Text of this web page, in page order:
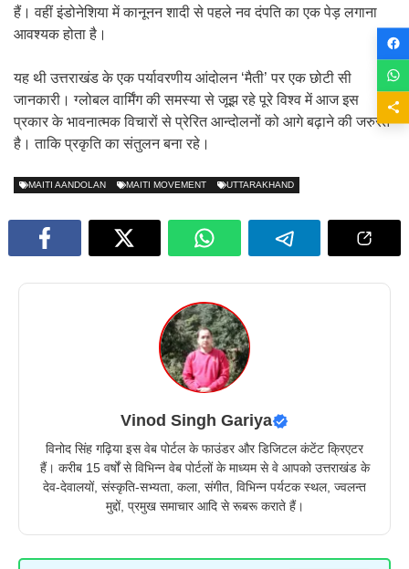
हैं। वहीं इंडोनेशिया में कानूनन शादी से पहले नव दंपति का एक पेड़ लगाना
आवश्यक होता है।
यह थी उत्तराखंड के एक पर्यावरणीय आंदोलन ‘मैती’ पर एक छोटी सी
जानकारी। ग्लोबल वार्मिंग की समस्या से जूझ रहे पूरे विश्व में आज इस
प्रकार के भावनात्मक विचारों से प्रेरित आन्दोलनों को आगे बढ़ाने की जरुरत
है। ताकि प्रकृति का संतुलन बना रहे।
MAITI AANDOLAN MAITI MOVEMENT UTTARAKHAND
Vinod Singh Gariya
विनोद सिंह गढ़िया इस वेब पोर्टल के फाउंडर और डिजिटल कंटेंट क्रिएटर
हैं। करीब 15 वर्षों से विभिन्न वेब पोर्टलों के माध्यम से वे आपको उत्तराखंड के
देव-देवालयों, संस्कृति-सभ्यता, कला, संगीत, विभिन्न पर्यटक स्थल, ज्वलन्त
मुद्दों, प्रमुख समाचार आदि से रूबरू कराते हैं।